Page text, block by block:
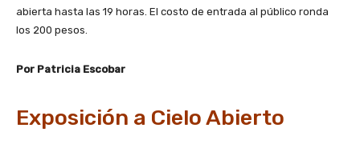
abierta hasta las 19 horas. El costo de entrada al público ronda
los 200 pesos.
Por Patricia Escobar
Exposición a Cielo Abierto